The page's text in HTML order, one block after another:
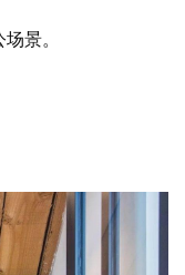
景。